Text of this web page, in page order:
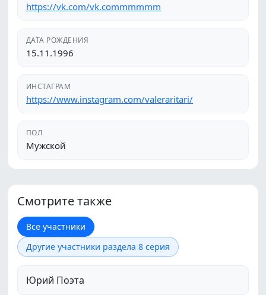
https://vk.com/vk.commmmmm
ДАТА РОЖДЕНИЯ
15.11.1996
ИНСТАГРАМ
https://www.instagram.com/valeraritari/
ПОЛ
Мужской
Смотрите также
Все участники
Другие участники раздела 8 серия
Юрий Поэта